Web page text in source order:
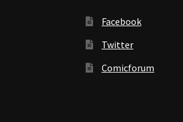
Facebook
Twitter
Comicforum